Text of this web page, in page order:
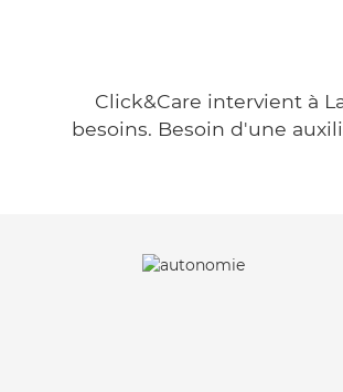
Click&Care intervient à
besoins. Besoin d'une